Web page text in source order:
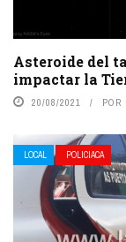
Asteroide del
impactar la
20/08/2021 POR
LOCAL POLICIACA